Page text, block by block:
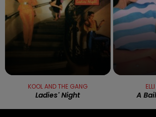
KOOL AND THE GANG
Ladies' Night A